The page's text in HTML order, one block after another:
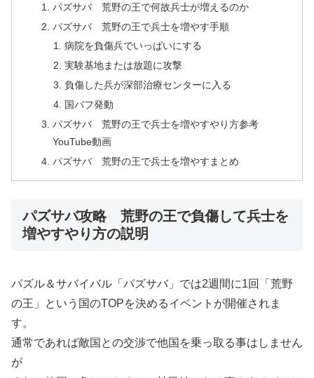
パズサバ 荒野の王で何故兵士が増えるのか
パズサバ 荒野の王で兵士を増やす手順
病院を負傷兵でいっぱいにする
実験基地または放題に攻撃
負傷した兵が深部治療センターに入る
国バフ発動
パズサバ 荒野の王で兵士を増やすやり方参考
YouTube動画
パズサバ 荒野の王で兵士を増やすまとめ
パズサバ攻略 荒野の王で負傷して兵士を
増やすやり方の説明
パズル＆サバイバル「パズサバ」では2週間に1回「荒野
の王」という国のTOPを決めるイベントが開催されま
す。
通常であれば敵国との交渉で他国を乗っ取る事はしません
が